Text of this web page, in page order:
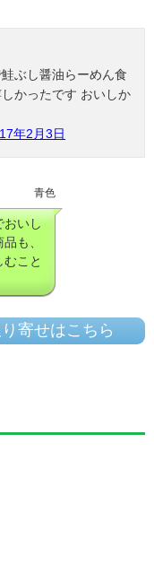
ぶし醤油らーめん食
かったです おいしか
年2月3日
青色
おいし
も、
こと
寄せはこちら